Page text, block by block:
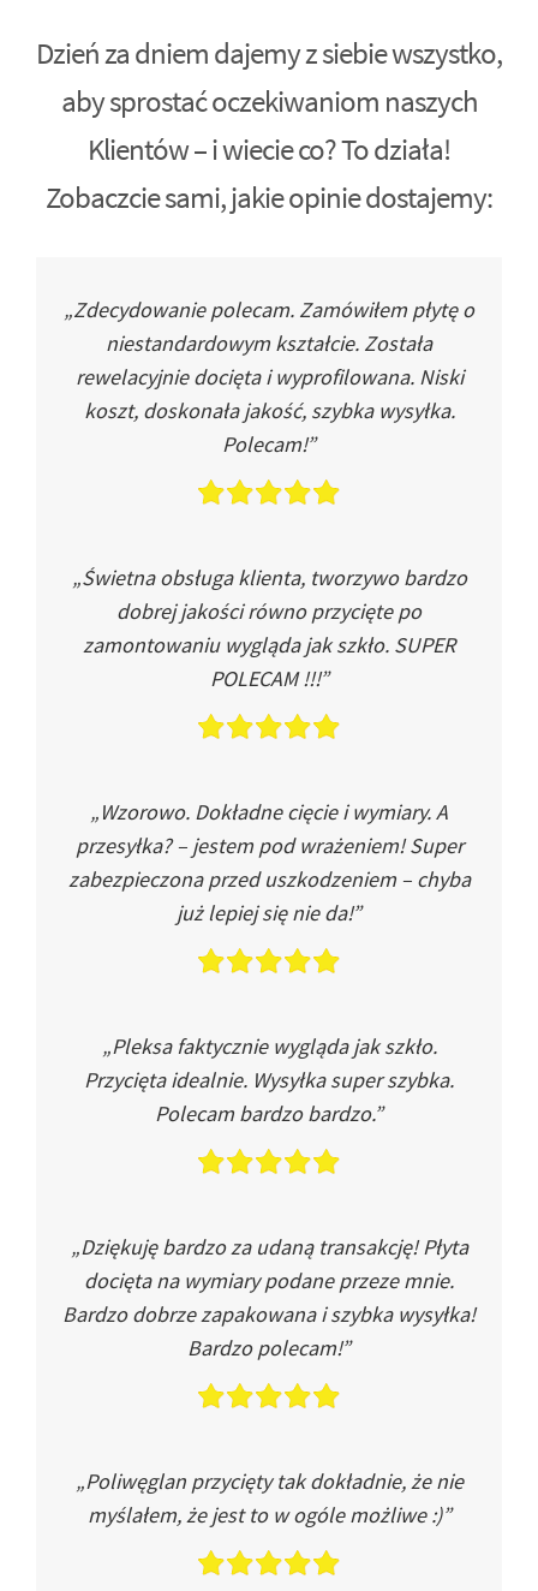
Dzień za dniem dajemy z siebie wszystko,
aby sprostać oczekiwaniom naszych
Klientów – i wiecie co? To działa!
Zobaczcie sami, jakie opinie dostajemy:
„Zdecydowanie polecam. Zamówiłem płytę o
niestandardowym kształcie. Została
rewelacyjnie docięta i wyprofilowana. Niski
koszt, doskonała jakość, szybka wysyłka.
Polecam!”
„Świetna obsługa klienta, tworzywo bardzo
dobrej jakości równo przycięte po
zamontowaniu wygląda jak szkło. SUPER
POLECAM !!!”
„Wzorowo. Dokładne cięcie i wymiary. A
przesyłka? – jestem pod wrażeniem! Super
zabezpieczona przed uszkodzeniem – chyba
już lepiej się nie da!”
„Pleksa faktycznie wygląda jak szkło.
Przycięta idealnie. Wysyłka super szybka.
Polecam bardzo bardzo.”
„Dziękuję bardzo za udaną transakcję! Płyta
docięta na wymiary podane przeze mnie.
Bardzo dobrze zapakowana i szybka wysyłka!
Bardzo polecam!”
„Poliwęglan przycięty tak dokładnie, że nie
myślałem, że jest to w ogóle możliwe :)”